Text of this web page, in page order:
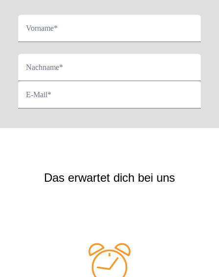
Vorname*
Nachname*
E-Mail*
Das erwartet dich bei uns